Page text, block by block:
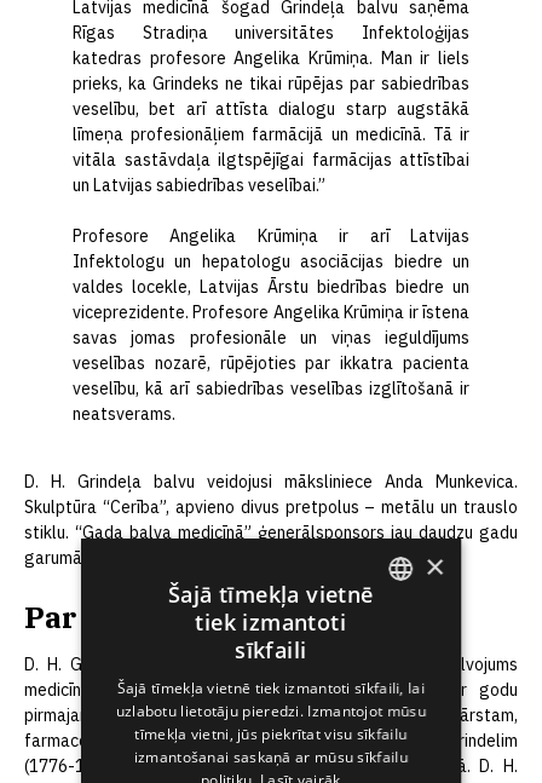
Latvijas medicīnā šogad Grindeļa balvu saņēma
Rīgas Stradiņa universitātes Infektoloģijas
katedras profesore Angelika Krūmiņa. Man ir liels
prieks, ka Grindeks ne tikai rūpējas par sabiedrības
veselību, bet arī attīsta dialogu starp augstākā
līmeņa profesionāļiem farmācijā un medicīnā. Tā ir
vitāla sastāvdaļa ilgtspējīgai farmācijas attīstībai
un Latvijas sabiedrības veselībai.”
Profesore Angelika Krūmiņa ir arī Latvijas
Infektologu un hepatologu asociācijas biedre un
valdes locekle, Latvijas Ārstu biedrības biedre un
viceprezidente. Profesore Angelika Krūmiņa ir īstena
savas jomas profesionāle un viņas ieguldījums
veselības nozarē, rūpējoties par ikkatra pacienta
veselību, kā arī sabiedrības veselības izglītošanā ir
neatsverams.
D. H. Grindeļa balvu veidojusi māksliniece Anda Munkevica.
Skulptūra “Cerība”, apvieno divus pretpolus – metālu un trauslo
stiklu. “Gada balva medicīnā” ģenerālsponsors jau daudzu gadu
garumā ir Baltijas valstīs vadošais zāļu ražotājs Grindeks.
Par balvu
D. H. Grindeļa balva ir augstākais profesionālais apbalvojums
medicīnas un farmācijas jomā, kas tiek piešķirts par godu
pirmajam latviešu izcelsmes dabas zinātniekam, ārstam,
farmaceitam un profesoram Dāvidam Hieronīmam Grindelim
(1776-1836). Pirmo reizi tā tika pasniegta 1995. gadā. D. H.
RUSSIAN
SPANISH
×
Šajā tīmekļa vietnē
tiek izmantoti
sīkfaili
Šajā tīmekļa vietnē tiek izmantoti sīkfaili, lai
uzlabotu lietotāju pieredzi. Izmantojot mūsu
tīmekļa vietni, jūs piekrītat visu sīkfailu
izmantošanai saskaņā ar mūsu sīkfailu